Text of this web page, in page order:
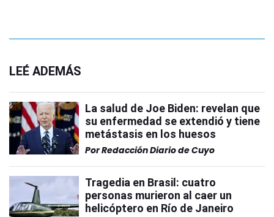
LEÉ ADEMÁS
La salud de Joe Biden: revelan que
su enfermedad se extendió y tiene
metástasis en los huesos
PorRedacción Diario de Cuyo
Tragedia en Brasil: cuatro
personas murieron al caer un
helicóptero en Río de Janeiro